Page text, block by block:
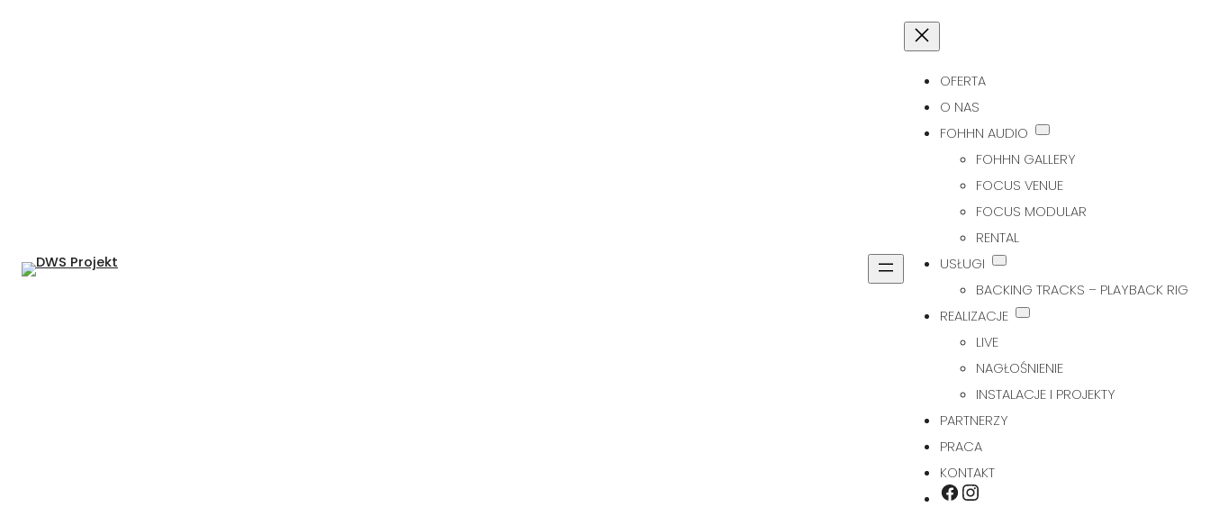
OFERTA
O NAS
FOHHN AUDIO
FOHHN GALLERY
FOCUS VENUE
FOCUS MODULAR
RENTAL
USŁUGI
BACKING TRACKS – PLAYBACK RIG
REALIZACJE
LIVE
NAGŁOŚNIENIE
INSTALACJE I PROJEKTY
PARTNERZY
PRACA
KONTAKT
FACEBOOK
INSTAGRAM